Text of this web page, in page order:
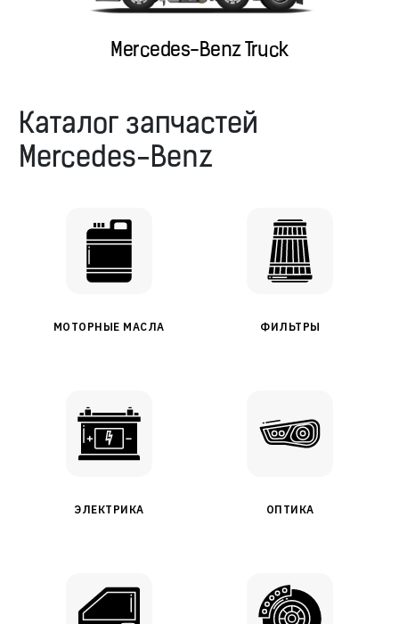
Mercedes-Benz Truck
Каталог запчастей
Mercedes-Benz
МОТОРНЫЕ МАСЛА ФИЛЬТРЫ
ЭЛЕКТРИКА ОПТИКА